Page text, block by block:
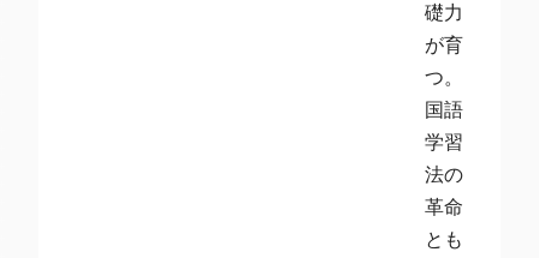
礎力
が育
つ。
国語
学習
法の
革命
とも